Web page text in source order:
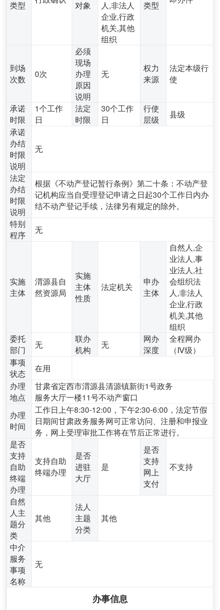
类型
对象
人,非法人
企业,行政
机关,其他
组织
类型
到场
次数
0次
必须
现场
办理
原因
说明
无
权力
来源
法定本级行
使
承诺
时限
1个工作
日
法定
时限
30个工作
日
行使
层级
县级
承诺
办结
时限
说明
无
法定
办结
时限
说明
根据《不动产登记暂行条例》第二十条：不动产登
记机构应当自受理登记申请之日起30个工作日内办
结不动产登记手续，法律另有规定的除外。
特别
程序
无
实施
主体
渭源县自
然资源局
实施
主体
性质
法定机关
申办
主体
自然人,企
业法人,事
业法人,社
会组织法
人,非法人
企业,行政
机关,其他
组织
委托
部门
无
联办
机构
无
网办
深度
全程网办
（Ⅳ级）
事项
状态
在用
办理
地点
甘肃省定西市渭源县清源镇新街1号政务
服务大厅一楼11号不动产窗口
办理
时间
工作日上午8:30-12:00，下午2:30-6:00，法定节假
日期间甘肃政务服务网可正常访问、注册和申报业
务，网上受理审批工作将在节后正常进行。
是否
支持
自助
终端
办理
支持自助
终端办理
是否
进驻
大厅
是
是否
支持
网上
支付
不支持
自然
人主
题分
类
其他
法人
主题
分类
其他
中介
服务
事项
名称
无
办事信息